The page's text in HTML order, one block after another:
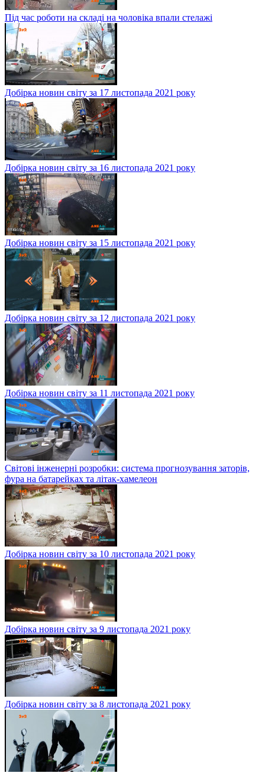
Під час роботи на складі на чоловіка впали стелажі
Добірка новин світу за 17 листопада 2021 року
Добірка новин світу за 16 листопада 2021 року
Добірка новин світу за 15 листопада 2021 року
Добірка новин світу за 12 листопада 2021 року
Добірка новин світу за 11 листопада 2021 року
Світові інженерні розробки: система прогнозування заторів,
фура на батарейках та літак-хамелеон
Добірка новин світу за 10 листопада 2021 року
Добірка новин світу за 9 листопада 2021 року
Добірка новин світу за 8 листопада 2021 року